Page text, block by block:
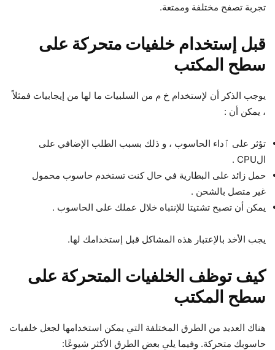
تجربة تصفح مختلفة وممتعة.
قبل إستخدام خلفيات متحركة على
سطح المكتب
يوجب الذكر أن لإستخدام خ م من السلبيات ما لها من إيجابيات فمثلاً
، يمكن أن :
تؤثر على ٱداء الحاسوب ، و ذلك بسبب الطلب الإضافي على
الCPU .
حمل زائد على البطارية في حال كنت تستخدم حاسوب محمول
غير متصل بالشحن .
يمكن أن تصبح تشتيتا للإنتباه خلال عملك على الحاسوب .
يجب الأخد بالإعتبار هذه المشاكل قبل إستخدامك لها.
كيف توظف الخلفيات المتحركة على
سطح المكتب
هناك العديد من الطرق المختلفة التي يمكن استخدامها لجعل خلفيات
حاسوبك متحركة. وفيما يلي بعض الطرق الأكثر شيوعًا: